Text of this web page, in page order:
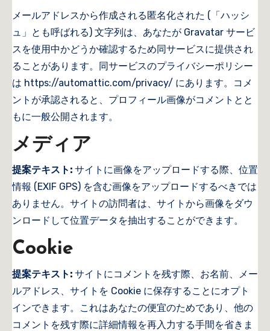
メールアドレスから作成される匿名化された (「ハッシ
ュ」とも呼ばれる) 文字列は、あなたが Gravatar サービ
スを使用中かどうか確認するため同サービスに提供され
ることがあります。同サービスのプライバシーポリシー
は https://automattic.com/privacy/ にあります。コメ
ントが承認されると、プロフィール画像がコメントとと
もに一般公開されます。
メディア
提案テキスト: サイトに画像をアップロードする際、位置
情報 (EXIF GPS) を含む画像をアップロードするべきでは
ありません。サイトの訪問者は、サイトから画像をダウ
ンロードして位置データを抽出することができます。
Cookie
提案テキスト: サイトにコメントを残す際、お名前、メー
ルアドレス、サイトを Cookie に保存することにオプト
インできます。これはあなたの便宜のためであり、他の
コメントを残す際に詳細情報を再入力する手間を省きま